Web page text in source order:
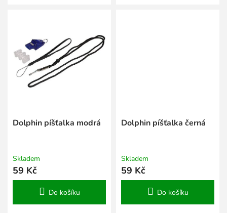
Dolphin píšťalka modrá
Skladem
59 Kč
Do košíku
Dolphin píšťalka černá
Skladem
59 Kč
Do košíku